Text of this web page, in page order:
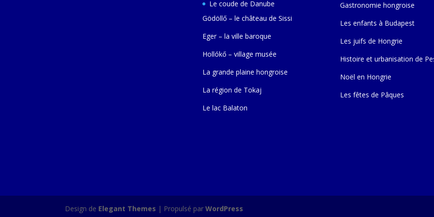
Le coude de Danube
Gödöllő – le château de Sissi
Eger – la ville baroque
Hollókő – village musée
La grande plaine hongroise
La région de Tokaj
Le lac Balaton
Gastronomie hongroise
Les enfants à Budapest
Les juifs de Hongrie
Histoire et urbanisation de
Noël en Hongrie
Les fêtes de Pâques
Design de Elegant Themes | Propulsé parWordPress